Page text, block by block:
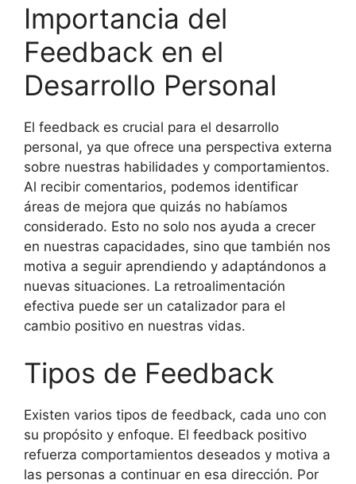
Importancia del
Feedback en el
Desarrollo Personal
El feedback es crucial para el desarrollo
personal, ya que ofrece una perspectiva externa
sobre nuestras habilidades y comportamientos.
Al recibir comentarios, podemos identificar
áreas de mejora que quizás no habíamos
considerado. Esto no solo nos ayuda a crecer
en nuestras capacidades, sino que también nos
motiva a seguir aprendiendo y adaptándonos a
nuevas situaciones. La retroalimentación
efectiva puede ser un catalizador para el
cambio positivo en nuestras vidas.
Tipos de Feedback
Existen varios tipos de feedback, cada uno con
su propósito y enfoque. El feedback positivo
refuerza comportamientos deseados y motiva a
las personas a continuar en esa dirección. Por